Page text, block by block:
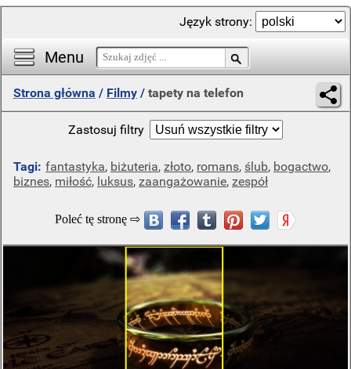
Menu
Język strony:
Strona główna / Filmy / tapety na telefon
Zastosuj filtry
Tagi: fantastyka, biżuteria, złoto, romans, ślub, bogactwo,
biznes, miłość, luksus, zaangażowanie, zespół